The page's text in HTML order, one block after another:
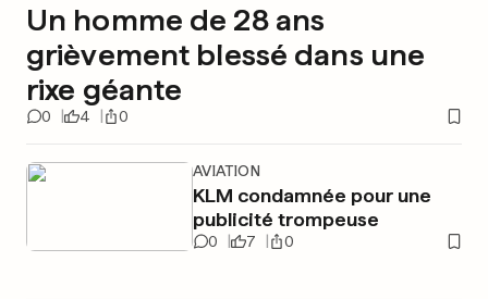
Un homme de 28 ans
grièvement blessé dans une
rixe géante
0 4 0
AVIATION
KLM condamnée pour une
publicité trompeuse
0 7 0